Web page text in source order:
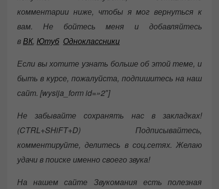
комментарии ниже, чтобы я мог вернуться к
вам. Не бойтесь меня и добавляйтесь
вВК, Ютуб Одноклассники
Если вы хотите узнать больше об этой теме, и
быть в курсе, пожалуйста, подпишитесь на наш
сайт. [wysija_form id=»2″]
Не забывайте сохранять нас в закладках!
(CTRL+SHiFT+D) Подписывайтесь,
комментируйте, делитесь в соц.сетях. Желаю
удачи в поиске именно своего звука!
На нашем сайте Звукомания есть полезная